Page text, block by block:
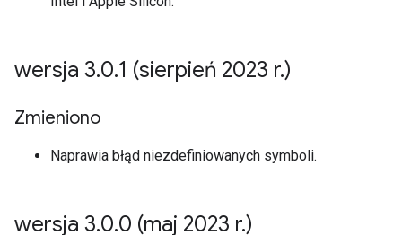
wersja 3.0.1 (sierpień 2023 r.)
Zmieniono
Naprawia błąd niezdefiniowanych symboli.
wersja 3.0.0 (maj 2023 r.)